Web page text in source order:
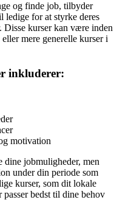
og finde job, tilbyder
ledige for at styrke deres
Disse kurser kan være inden
mere generelle kurser i
inkluderer:
motivation
dine jobmuligheder, men
under din periode som
kurser, som dit lokale
bedst til dine behov